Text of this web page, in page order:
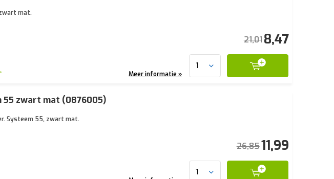
mat.
21,018,47
Meer informatie »
55 zwart mat (0876005)
Systeem 55, zwart mat.
26,8511,99